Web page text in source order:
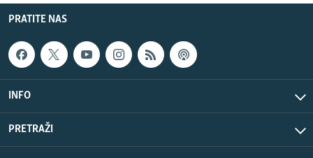
PRATITE NAS
INFO
PRETRAŽI